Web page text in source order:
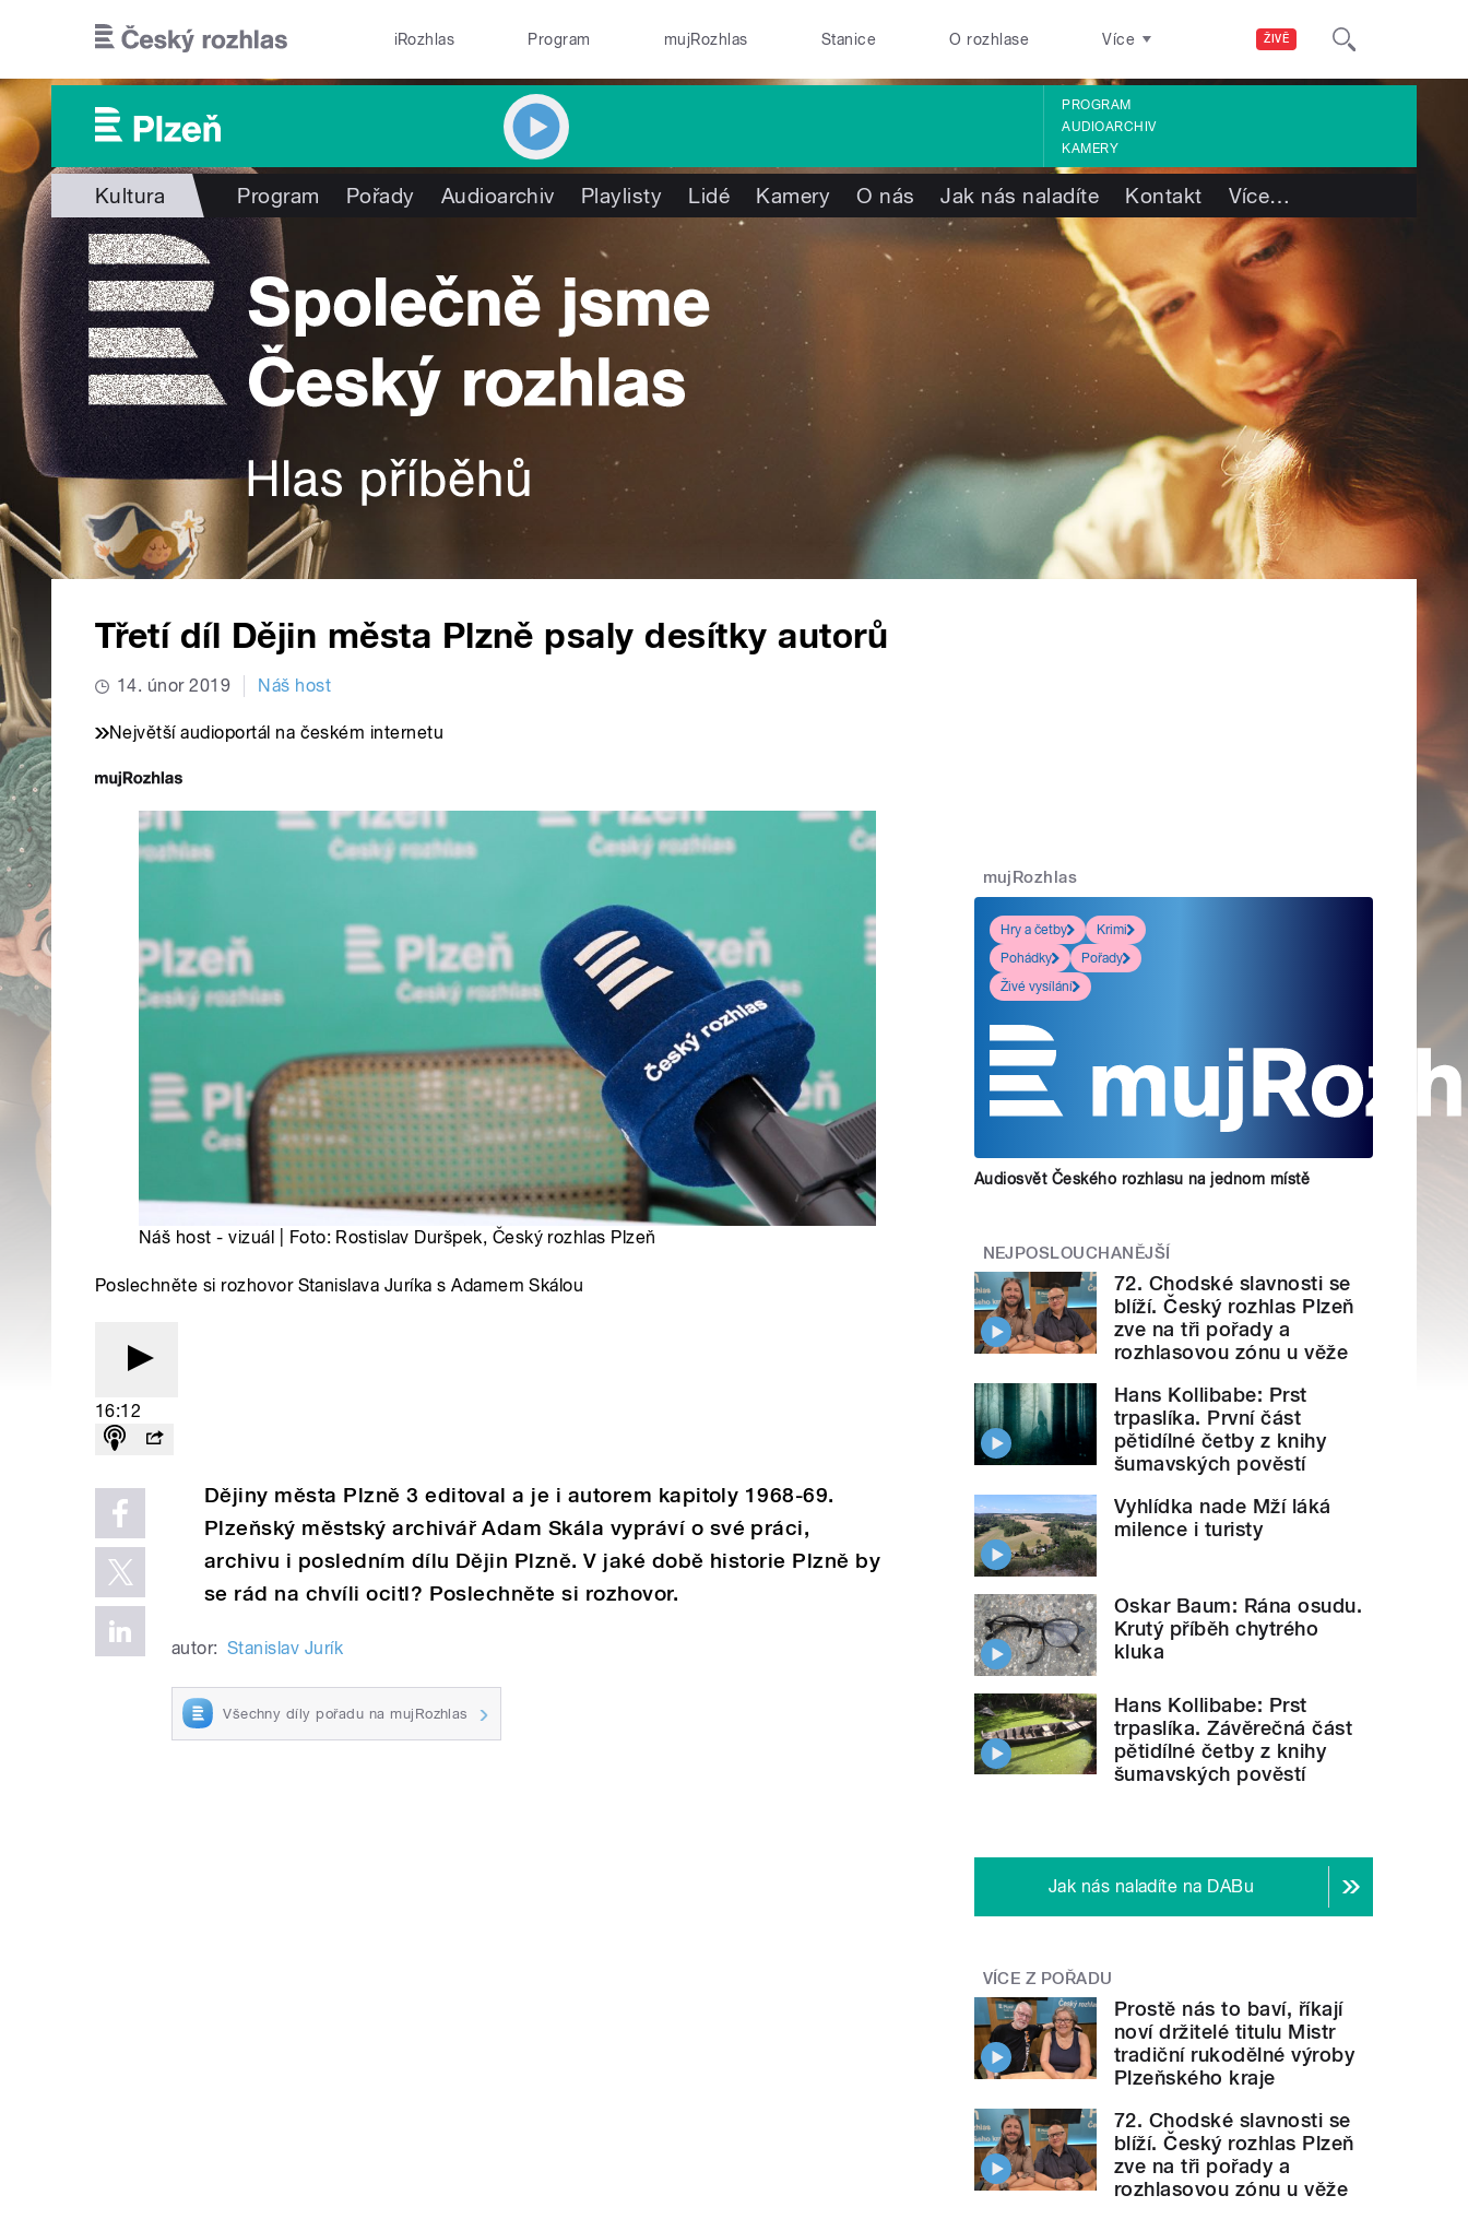
ŽIVĚ
iRozhlas Program mujRozhlas Stanice O rozhlase Více
PROGRAM
AUDIOARCHIV
KAMERY
Kultura Program Pořady Audioarchiv Playlisty Lidé Kamery O nás Jak nás naladíte Kontakt Více…
Třetí díl Dějin města Plzně psaly desítky autorů
14. únor 2019 Náš host
Největší audioportál na českém internetu
Náš host - vizuál | Foto: Rostislav Duršpek, Český rozhlas Plzeň
Poslechněte si rozhovor Stanislava Juríka s Adamem Skálou
16:12
Dějiny města Plzně 3 editoval a je i autorem kapitoly 1968-69.
Plzeňský městský archivář Adam Skála vypráví o své práci,
archivu i posledním dílu Dějin Plzně. V jaké době historie Plzně by
se rád na chvíli ocitl? Poslechněte si rozhovor.
autor: Stanislav Jurík
Všechny díly pořadu na mujRozhlas
mujRozhlas
Hry a četby
Krimi
Pohádky
Pořady
Živé vysílání
Audiosvět Českého rozhlasu na jednom místě
NEJPOSLOUCHANĚJŠÍ
72. Chodské slavnosti se
blíží. Český rozhlas Plzeň
zve na tři pořady a
rozhlasovou zónu u věže
Hans Kollibabe: Prst
trpaslíka. První část
pětidílné četby z knihy
šumavských pověstí
Vyhlídka nade Mží láká
milence i turisty
Oskar Baum: Rána osudu.
Krutý příběh chytrého
kluka
Hans Kollibabe: Prst
trpaslíka. Závěrečná část
pětidílné četby z knihy
šumavských pověstí
Jak nás naladíte na DABu
VÍCE Z POŘADU
Prostě nás to baví, říkají
noví držitelé titulu Mistr
tradiční rukodělné výroby
Plzeňského kraje
72. Chodské slavnosti se
blíží. Český rozhlas Plzeň
zve na tři pořady a
rozhlasovou zónu u věže